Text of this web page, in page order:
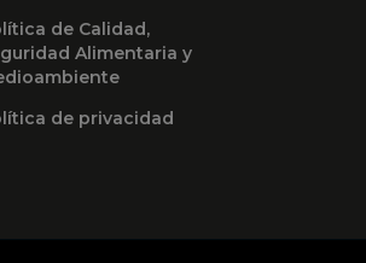
de Calidad,
Alimentaria y
de privacidad